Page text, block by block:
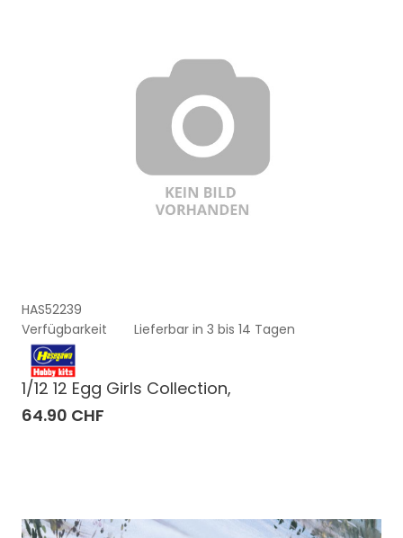
HAS52239
Verfügbarkeit
Lieferbar in 3 bis 14 Tagen
1/12 12 Egg Girls Collection,
64.90 CHF